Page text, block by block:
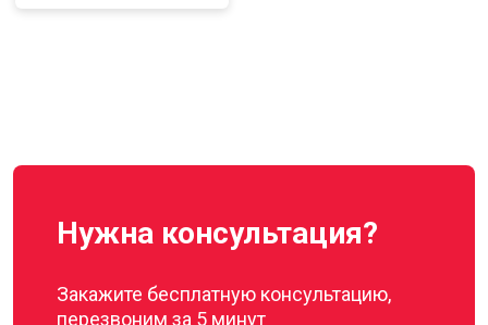
Нужна консультация?
Закажите бесплатную консультацию,
перезвоним за 5 минут